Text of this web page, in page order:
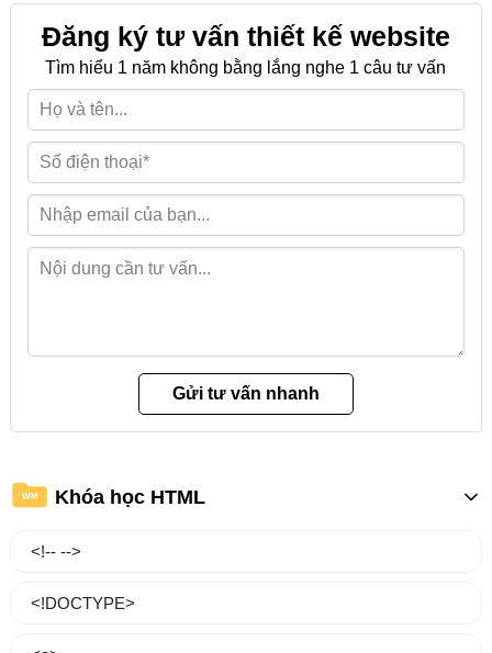
Đăng ký tư vấn thiết kế website
Tìm hiểu 1 năm không bằng lắng nghe 1 câu tư vấn
WM Khóa học HTML
<!-- -->
<!DOCTYPE>